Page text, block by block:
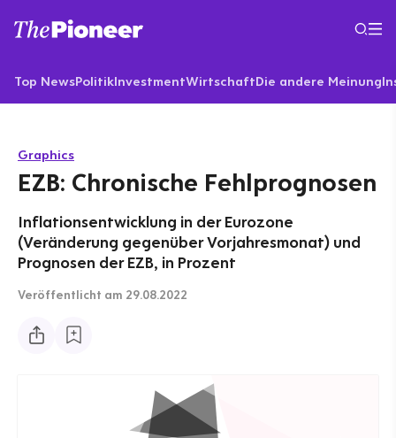
Top NewsPolitikInvestmentWirtschaftDie andere Meinung
Graphics
EZB: Chronische Fehlprognosen
Inflationsentwicklung in der Eurozone
(Veränderung gegenüber Vorjahresmonat) und
Prognosen der EZB, in Prozent
Veröffentlicht am 29.08.2022